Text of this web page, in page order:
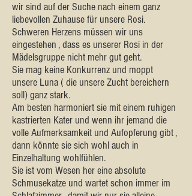
wir sind auf der Suche nach einem ganz
liebevollen Zuhause für unsere Rosi.
Schweren Herzens müssen wir uns
eingestehen , dass es unserer Rosi in der
Mädelsgruppe nicht mehr gut geht.
Sie mag keine Konkurrenz und moppt
unsere Luna ( die unsere Zucht bereichern
soll) ganz stark.
Am besten harmoniert sie mit einem ruhigen
kastrierten Kater und wenn ihr jemand die
volle Aufmerksamkeit und Aufopferung gibt ,
dann könnte sie sich wohl auch in
Einzelhaltung wohlfühlen.
Sie ist vom Wesen her eine absolute
Schmusekatze und wartet schon immer im